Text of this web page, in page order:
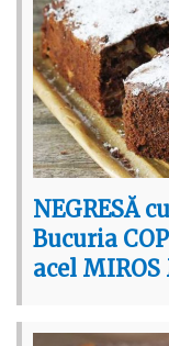
NEGRESĂ
Bucuria
acel